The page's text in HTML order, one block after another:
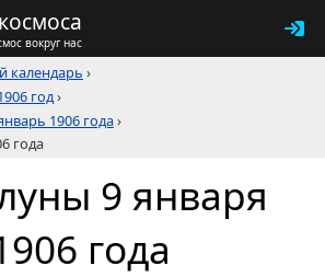
вокруг нас
календарь ›
год›
1906 года›
года
9 января
года